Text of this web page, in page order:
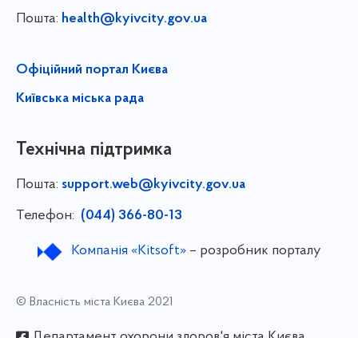
Пошта: health@kyivcity.gov.ua
Офіційний портал Києва
Київська міська рада
Технічна підтримка
Пошта: support.web@kyivcity.gov.ua
Телефон: (044) 366-80-13
Компанія «Kitsoft»– розробник порталу
© Власність міста Києва 2021